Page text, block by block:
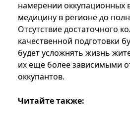
намерении оккупационных
медицину в регионе до
Отсутствие достаточного
качественной подготовки
будет усложнять жизнь
их еще более зависимыми
оккупантов.
Читайте также: